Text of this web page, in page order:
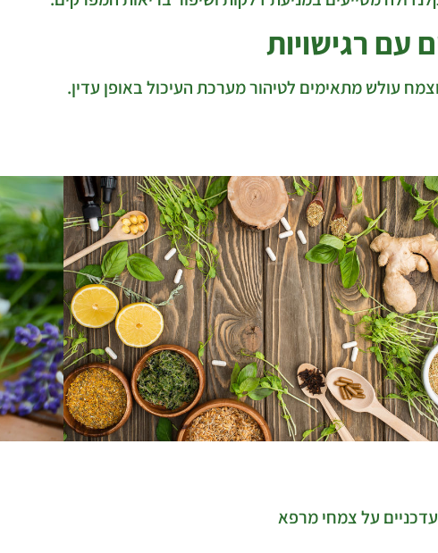
עם רגישויות
עולש מתאימים לטיהור מערכת העיכול באופן עדין.
על צמחי מרפא